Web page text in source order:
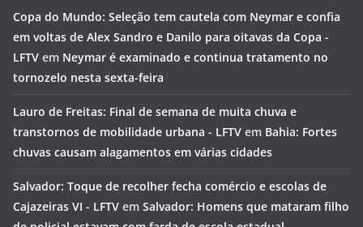
Copa do Mundo: Seleção tem cautela com Neymar e confia
em voltas de Alex Sandro e Danilo para oitavas da Copa -
LFTV em Neymar é examinado e continua tratamento no
tornozelo nesta sexta-feira
Lauro de Freitas: Final de semana de muita chuva e
transtornos de mobilidade urbana - LFTV em Bahia: Fortes
chuvas causam alagamentos em várias cidades
Salvador: Toque de recolher fecha comércio e escolas de
Cajazeiras VI - LFTV em Salvador: Homens que mataram filho